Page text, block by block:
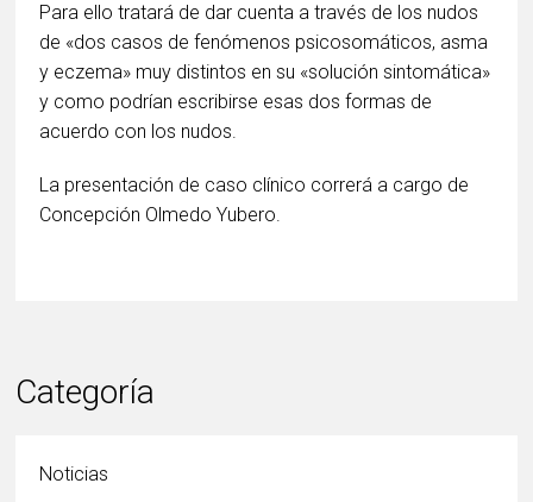
Para ello tratará de dar cuenta a través de los nudos
de «dos casos de fenómenos psicosomáticos, asma
y eczema» muy distintos en su «solución sintomática»
y como podrían escribirse esas dos formas de
acuerdo con los nudos.
La presentación de caso clínico correrá a cargo de
Concepción Olmedo Yubero.
Categoría
Noticias